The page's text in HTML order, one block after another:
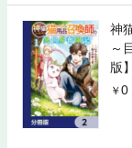
神
～
版
0